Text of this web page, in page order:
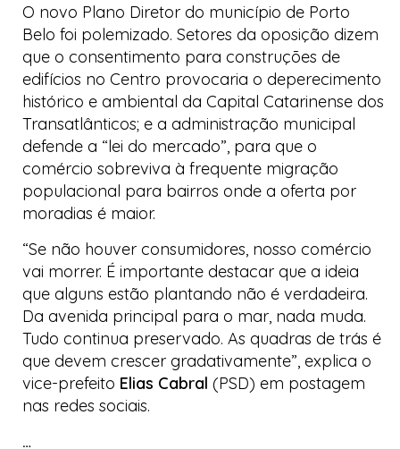
O novo Plano Diretor do município de Porto
Belo foi polemizado. Setores da oposição dizem
que o consentimento para construções de
edifícios no Centro provocaria o deperecimento
histórico e ambiental da Capital Catarinense dos
Transatlânticos; e a administração municipal
defende a “lei do mercado”, para que o
comércio sobreviva à frequente migração
populacional para bairros onde a oferta por
moradias é maior.
“Se não houver consumidores, nosso comércio
vai morrer. É importante destacar que a ideia
que alguns estão plantando não é verdadeira.
Da avenida principal para o mar, nada muda.
Tudo continua preservado. As quadras de trás é
que devem crescer gradativamente”, explica o
vice-prefeito Elias Cabral (PSD) em postagem
nas redes sociais.
…